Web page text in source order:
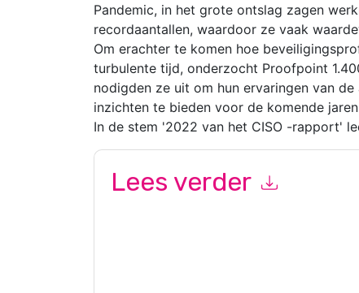
Pandemic, in het grote ontslag zagen
recordaantallen, waardoor ze vaak
Om erachter te komen hoe
turbulente tijd, onderzocht Proofpoint
nodigden ze uit om hun ervaringen van
inzichten te bieden voor de komende
In de stem '2022 van het CISO -rapport'
Lees verder